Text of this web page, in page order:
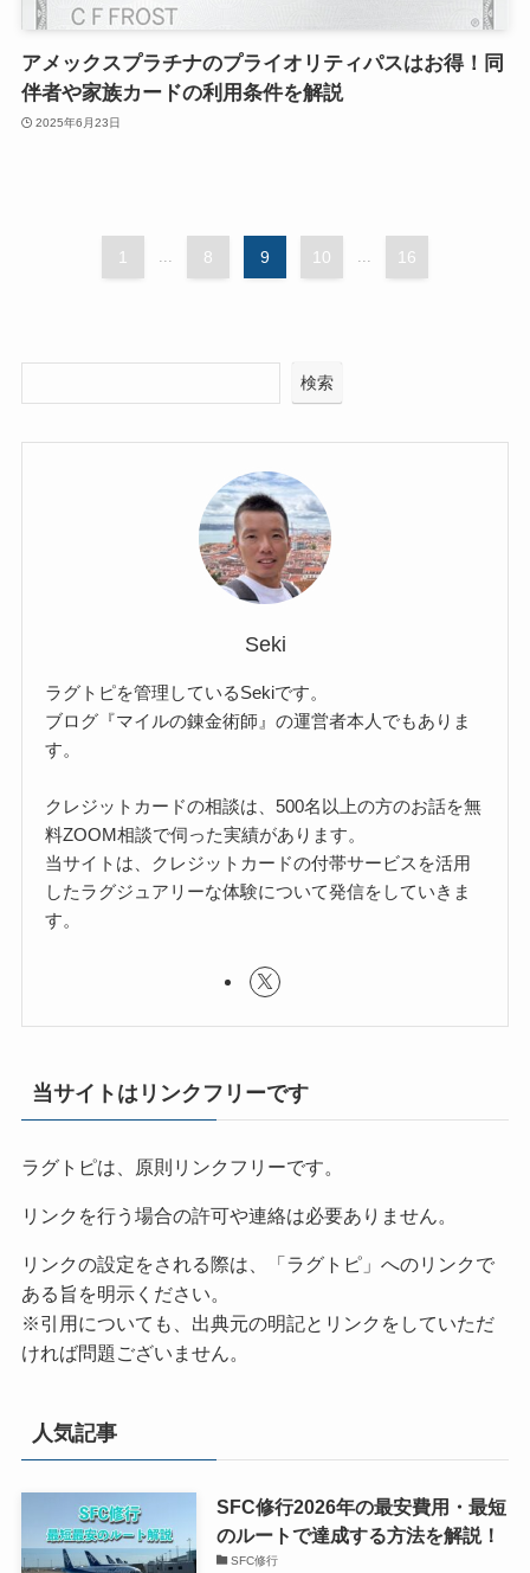
アメックスプラチナのプライオリティパスはお得！同
伴者や家族カードの利用条件を解説
2025年6月23日
1 ... 8 9 10 ... 16
検索
Seki
ラグトピを管理しているSekiです。
ブログ『マイルの錬金術師』の運営者本人でもありま
す。
クレジットカードの相談は、500名以上の方のお話を無
料ZOOM相談で伺った実績があります。
当サイトは、クレジットカードの付帯サービスを活用
したラグジュアリーな体験について発信をしていきま
す。
当サイトはリンクフリーです
ラグトピは、原則リンクフリーです。
リンクを行う場合の許可や連絡は必要ありません。
リンクの設定をされる際は、「ラグトピ」へのリンクで
ある旨を明示ください。
※引用についても、出典元の明記とリンクをしていただ
ければ問題ございません。
人気記事
SFC修行2026年の最安費用・最短
のルートで達成する方法を解説！
SFC修行